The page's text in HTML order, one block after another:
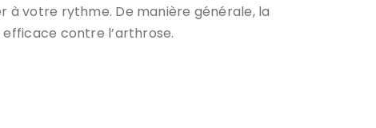
à votre rythme. De manière générale, la
contre l’arthrose.